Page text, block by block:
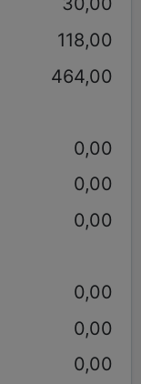
118,00
464,00
0,00
0,00
0,00
0,00
0,00
0,00